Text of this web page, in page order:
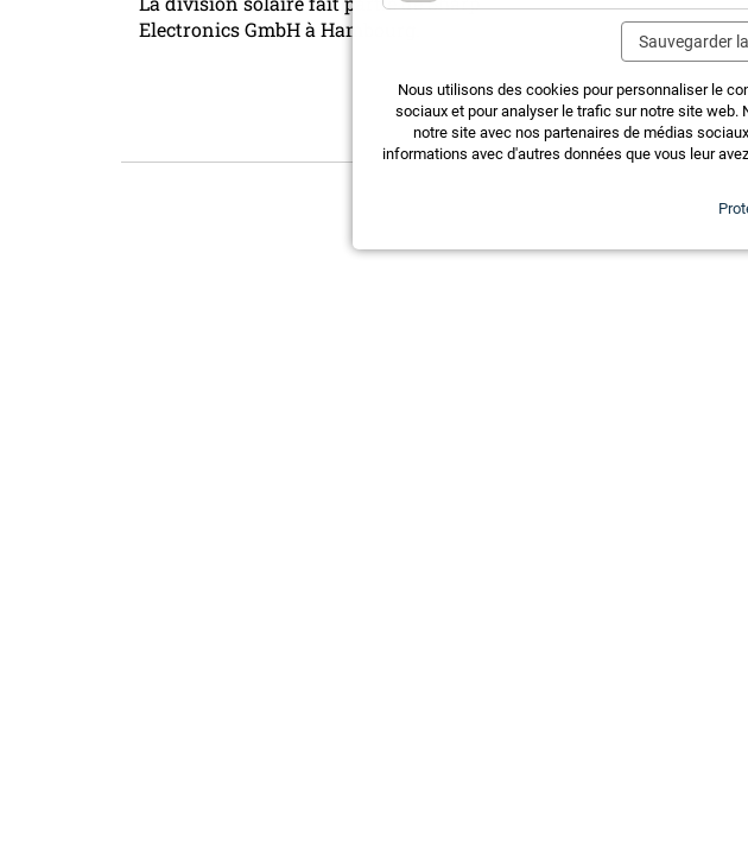
Electronics GmbH à Hambourg.
Sauvegarder
Nous utilisons des cookies pour personnaliser le
sociaux et pour analyser le trafic sur notre site
notre site avec nos partenaires de médias
informations avec d'autres données que vous leur